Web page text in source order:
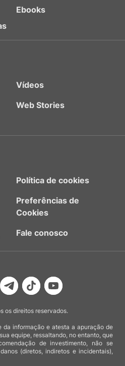
Ebooks
Vídeos
Web Stories
Política de cookies
Preferências de
Cookies
Fale conosco
os direitos reservados.
da informação e atesta a apuração de
equipe, ressaltando, no entanto, que
de investimento, não se
(diretos, indiretos e incidentais),